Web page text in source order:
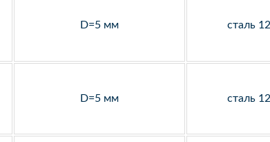
D=5 мм сталь
D=5 мм сталь